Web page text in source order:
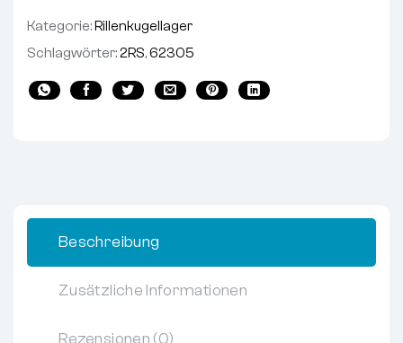
Kategorie:Rillenkugellager
Schlagwörter:2RS,62305
Beschreibung
Zusätzliche Informationen
Rezensionen (0)